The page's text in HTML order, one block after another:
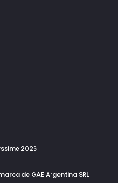
2026
de GAE Argentina SRL